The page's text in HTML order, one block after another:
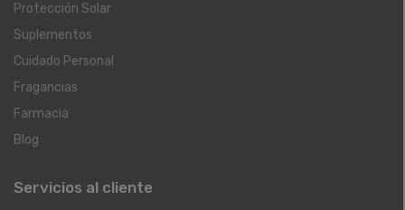
Protección Solar
Suplementos
Cuidado Personal
Fragancias
Farmacia
Blog
Servicios al cliente